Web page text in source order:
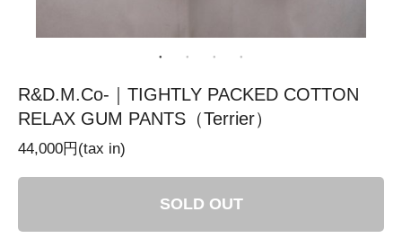
R&D.M.Co-｜TIGHTLY PACKED COTTON
RELAX GUM PANTS（Terrier）
44,000円(tax in)
SOLD OUT